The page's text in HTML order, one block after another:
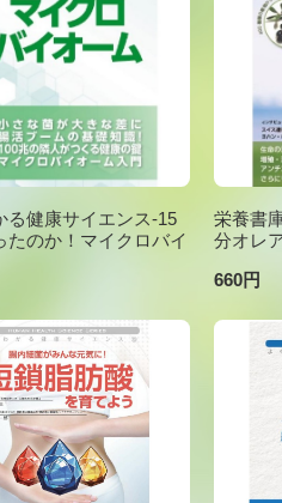
る健康サイエンス-15
たのか！マイクロバイ
栄養書
分オレ
660円